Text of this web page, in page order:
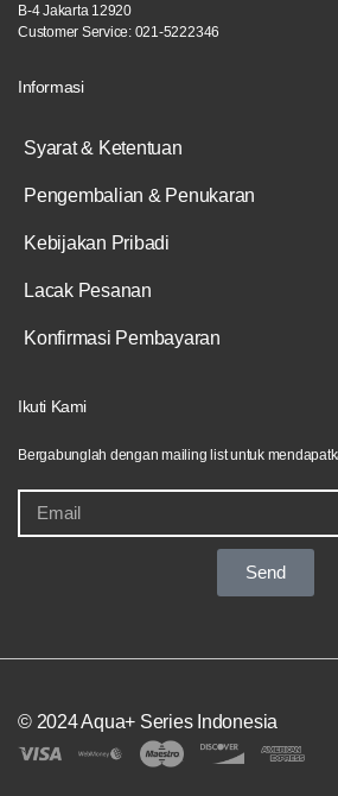
B-4 Jakarta 12920
Customer Service: 021-5222346
Informasi
Syarat & Ketentuan
Pengembalian & Penukaran
Kebijakan Pribadi
Lacak Pesanan
Konfirmasi Pembayaran
Ikuti Kami
Bergabunglah dengan mailing list untuk
Send
© 2024 Aqua+ Series Indonesia